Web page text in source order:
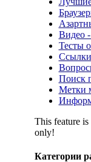
Видео -
Тесты
Ссылки
Поиск
Метки
This feature
only!
Категории